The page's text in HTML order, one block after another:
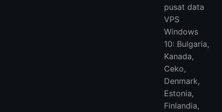
pusat data
VPS
Windows
10: Bulgaria,
Kanada,
Ceko,
Denmark,
Estonia,
Finlandia,